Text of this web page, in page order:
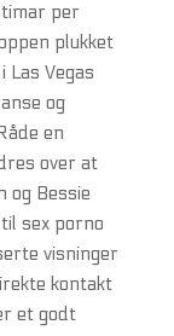
timar per
plukket
Las Vegas
og
en
over at
og Bessie
sex porno
visninger
kontakt
et godt